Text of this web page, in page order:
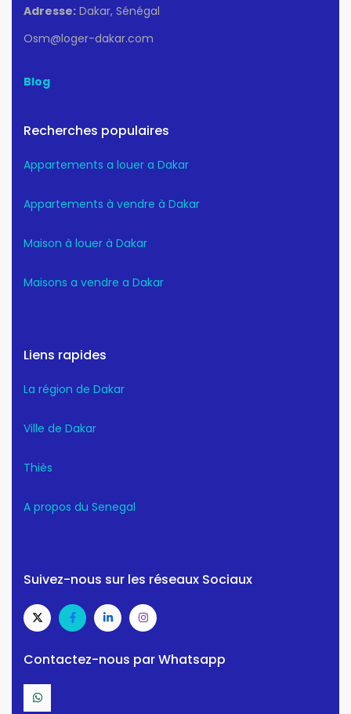
Adresse: Dakar, Sénégal
Osm@loger-dakar.com
Blog
Recherches populaires
Appartements a louer a Dakar
Appartements à vendre à Dakar
Maison à louer à Dakar
Maisons a vendre a Dakar
Liens rapides
La région de Dakar
Ville de Dakar
Thiès
A propos du Senegal
Suivez-nous sur les réseaux Sociaux
Contactez-nous par Whatsapp